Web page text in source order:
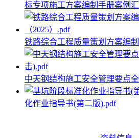
标专项施工方案编制手册案例汇
铁路综合工程质量策划方案编
中天钢结构施工安全管理要点
化作业指导书(第二版).pdf